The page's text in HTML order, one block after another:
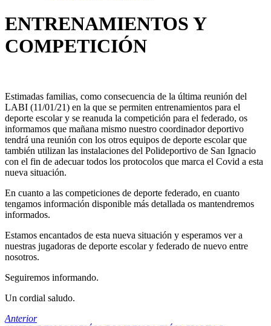
ENTRENAMIENTOS Y
COMPETICIÓN
Estimadas familias, como consecuencia de la última reunión del
LABI (11/01/21) en la que se permiten entrenamientos para el
deporte escolar y se reanuda la competición para el federado, os
informamos que mañana mismo nuestro coordinador deportivo
tendrá una reunión con los otros equipos de deporte escolar que
también utilizan las instalaciones del Polideportivo de San Ignacio
con el fin de adecuar todos los protocolos que marca el Covid a esta
nueva situación.
En cuanto a las competiciones de deporte federado, en cuanto
tengamos información disponible más detallada os mantendremos
informados.
Estamos encantados de esta nueva situación y esperamos ver a
nuestras jugadoras de deporte escolar y federado de nuevo entre
nosotros.
Seguiremos informando.
Un cordial saludo.
Anterior